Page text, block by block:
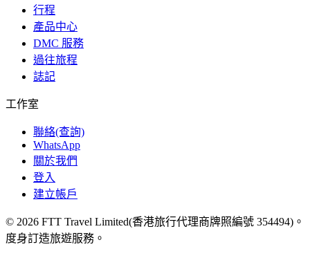
行程
產品中心
DMC 服務
過往旅程
誌記
工作室
聯絡(查詢)
WhatsApp
關於我們
登入
建立帳戶
© 2026 FTT Travel Limited(香港旅行代理商牌照編號 354494)。
度身訂造旅遊服務。